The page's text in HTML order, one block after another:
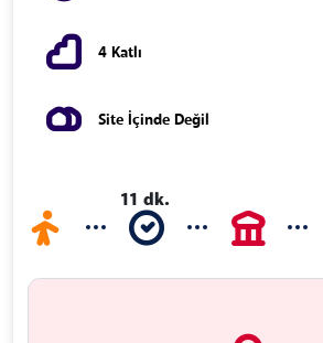
4 Katlı
Site İçinde Değil
11 dk.